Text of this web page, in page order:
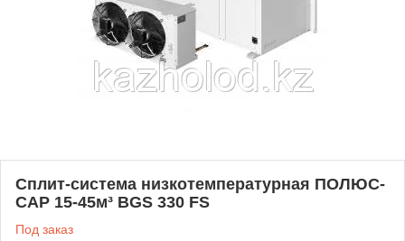
Сплит-система низкотемпературная ПОЛЮС-
САР 15-45м³ BGS 330 FS
Под заказ